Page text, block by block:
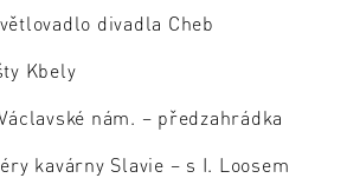
divadla Cheb
Kbely
nám. – předzahrádka
kavárny Slavie – s I. Loosem